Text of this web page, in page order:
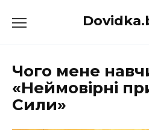
до
Чого мене
«Неймовірні
Сили»